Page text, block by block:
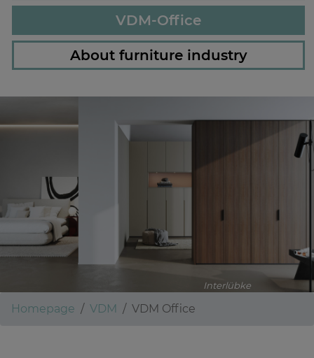
VDM-Office
About furniture industry
Interlübke
Homepage VDM VDM Office